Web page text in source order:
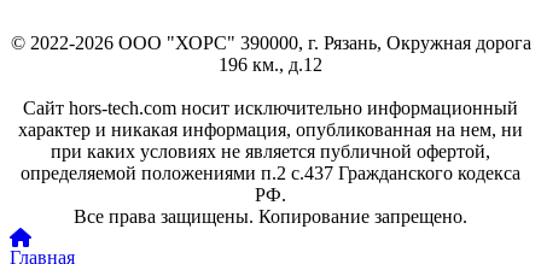
© 2022-2026 ООО "ХОРС" 390000, г. Рязань, Окружная дорога
196 км., д.12
Сайт hors-tech.com носит исключительно информационный
характер и никакая информация, опубликованная на нем, ни
при каких условиях не является публичной офертой,
определяемой положениями п.2 с.437 Гражданского кодекса
РФ.
Все права защищены. Копирование запрещено.
Главная